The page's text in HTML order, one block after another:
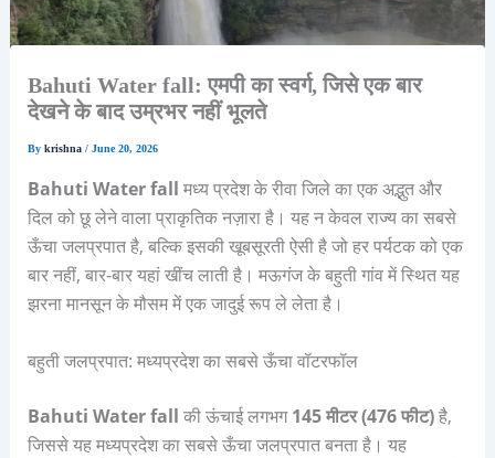
Bahuti Water fall: एमपी का स्वर्ग, जिसे एक बार
देखने के बाद उम्रभर नहीं भूलते
By krishna / June 20, 2026
Bahuti Water fall मध्य प्रदेश के रीवा जिले का एक अद्भुत और
दिल को छू लेने वाला प्राकृतिक नज़ारा है। यह न केवल राज्य का सबसे
ऊँचा जलप्रपात है, बल्कि इसकी खूबसूरती ऐसी है जो हर पर्यटक को एक
बार नहीं, बार-बार यहां खींच लाती है। मऊगंज के बहुती गांव में स्थित यह
झरना मानसून के मौसम में एक जादुई रूप ले लेता है।
बहुती जलप्रपात: मध्यप्रदेश का सबसे ऊँचा वॉटरफॉल
Bahuti Water fall की ऊंचाई लगभग145 मीटर (476 फीट)है,
जिससे यह मध्यप्रदेश का सबसे ऊँचा जलप्रपात बनता है। यह